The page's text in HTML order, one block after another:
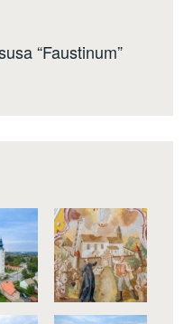
“Faustinum”